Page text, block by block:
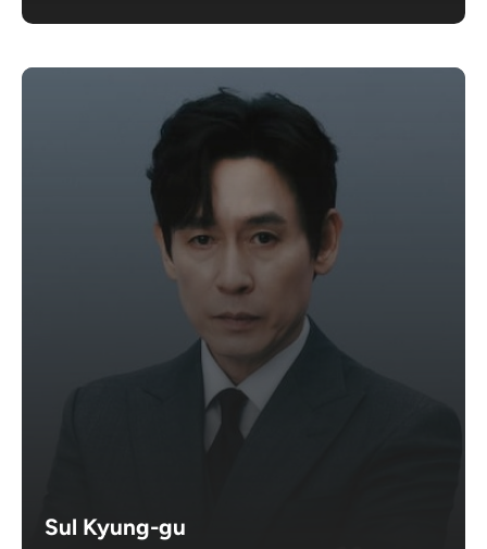
Sul Kyung-gu